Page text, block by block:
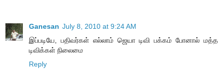
Ganesan July 8, 2010 at 9:24 AM
இப்படியே, பதிவர்கள் எல்லாம் ஜெயா டிவி பக்கம் போனால் மத்த
டிவிக்கள் நிலைமை
Reply